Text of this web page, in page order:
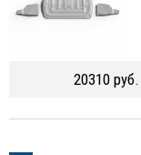
20310 руб.